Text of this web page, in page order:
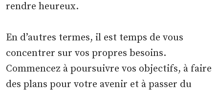
rendre heureux.
En d’autres termes, il est temps de vous
concentrer sur vos propres besoins.
Commencez à poursuivre vos objectifs, à faire
des plans pour votre avenir et à passer du